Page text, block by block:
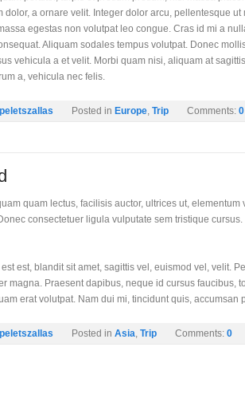
dolor, a ornare velit. Integer dolor arcu, pellentesque
egestas non volutpat leo congue. Cras id mi a
Aliquam sodales tempus volutpat. Donec
vehicula a et velit. Morbi quam nisi, aliquam at
a, vehicula nec felis.
Posted in Europe, Trip Comments: 0
quam lectus, facilisis auctor, ultrices ut,
consectetuer ligula vulputate sem tristique
est, blandit sit amet, sagittis vel, euismod vel, velit.
magna. Praesent dapibus, neque id cursus faucibus,
erat volutpat. Nam dui mi, tincidunt quis, accumsan
Posted in Asia, Trip Comments: 0